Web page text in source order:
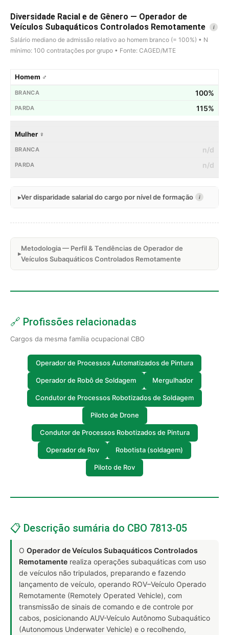
Diversidade Racial e de Gênero — Operador de
Veículos Subaquáticos Controlados Remotamente
i
Salário mediano de admissão relativo ao homem branco (= 100%) • N
mínimo: 100 contratações por grupo • Fonte: CAGED/MTE
Homem ♂
100%
115%
Mulher ♀
n/d
n/d
Ver disparidade salarial do cargo por nível de formação i
Metodologia — Perfil & Tendências de Operador de
Veículos Subaquáticos Controlados Remotamente
🔗 Profissões relacionadas
Cargos da mesma família ocupacional CBO
Operador de Processos Automatizados de Pintura
Operador de Robô de Soldagem Mergulhador
Condutor de Processos Robotizados de Soldagem
Piloto de Drone
Condutor de Processos Robotizados de Pintura
Operador de Rov Robotista (soldagem)
Piloto de Rov
📋 Descrição sumária do CBO 7813-05
O Operador de Veículos Subaquáticos Controlados
Remotamente realiza operações subaquáticas com uso
de veículos não tripulados, preparando e fazendo
lançamento de veículo, operando ROV–Veículo Operado
Remotamente (Remotely Operated Vehicle), com
transmissão de sinais de comando e de controle por
cabos, posicionando AUV-Veículo Autônomo Subaquático
(Autonomous Underwater Vehicle) e o recolhendo,